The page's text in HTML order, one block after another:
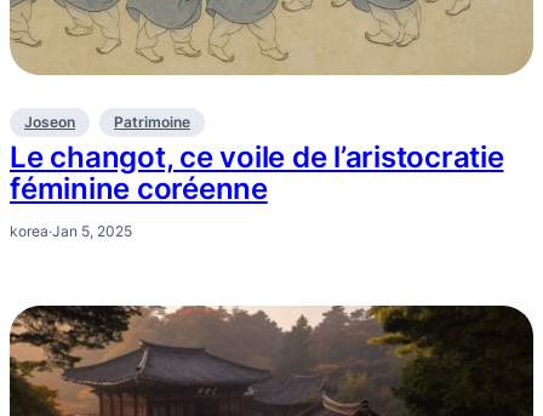
Joseon Patrimoine
Le changot, ce voile de l’aristocratie
féminine coréenne
korea·Jan 5, 2025